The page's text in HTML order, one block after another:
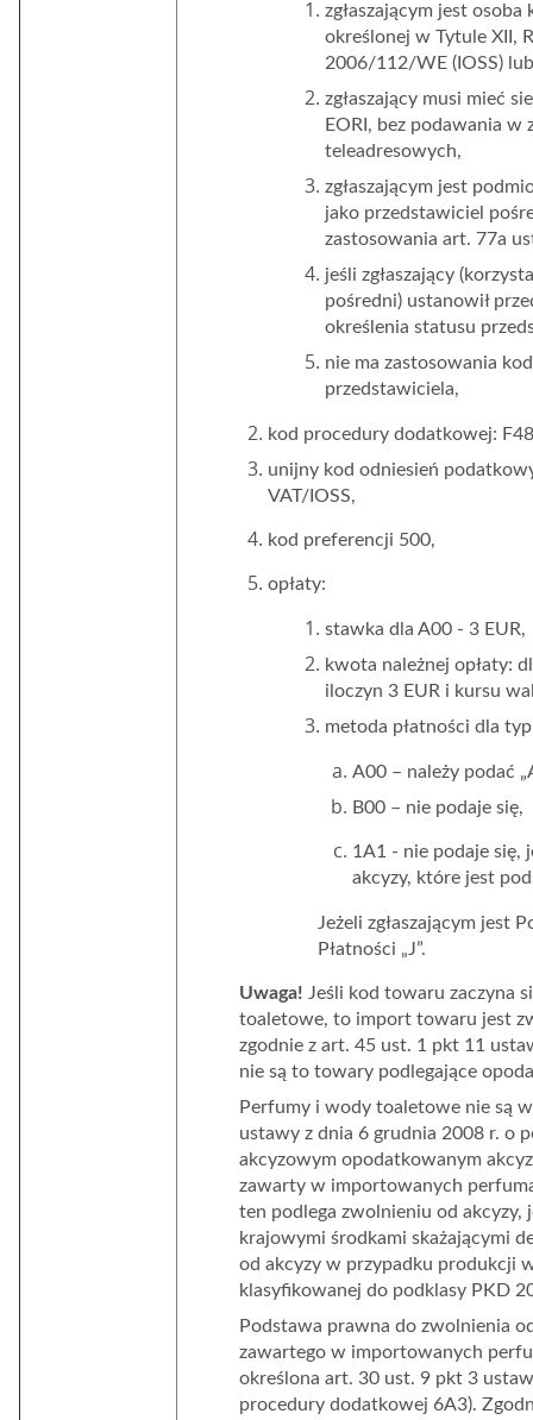
zgłaszającym jest
określonej w Tytule XII,
2006/112/WE (IOSS)
zgłaszający musi mieć
EORI, bez podawania w
teleadresowych,
zgłaszającym jest
jako przedstawiciel
zastosowania art. 77a
jeśli zgłaszający
pośredni) ustanowił
określenia statusu
nie ma zastosowania
przedstawiciela,
kod procedury dodatkowej:
unijny kod odniesień
VAT/IOSS,
kod preferencji 500,
opłaty:
stawka dla A00 - 3 EUR,
kwota należnej opłaty: d
iloczyn 3 EUR i kursu
metoda płatności dla
A00 – należy podać
B00 – nie podaje się,
1A1 - nie podaje się,
akcyzy, które jest
Jeżeli zgłaszającym jest
Płatności „J”.
Uwaga! Jeśli kod towaru zaczyna
toaletowe, to import towaru jest
zgodnie z art. 45 ust. 1 pkt 11
nie są to towary podlegające
Perfumy i wody toaletowe nie są
ustawy z dnia 6 grudnia 2008 r. o
akcyzowym opodatkowanym
zawarty w importowanych
ten podlega zwolnieniu od akcyzy,
krajowymi środkami skażającymi
od akcyzy w przypadku produkcji
klasyfikowanej do podklasy PKD
Podstawa prawna do zwolnienia
zawartego w importowanych
określona art. 30 ust. 9 pkt 3
procedury dodatkowej 6A3).